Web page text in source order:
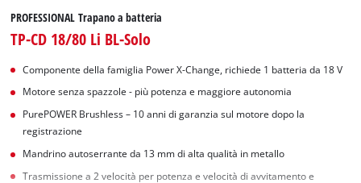
PROFESSIONAL Trapano a batteria
TP-CD 18/80 Li BL-Solo
Componente della famiglia Power X-Change, richiede 1 batteria da 18 V
Motore senza spazzole - più potenza e maggiore autonomia
PurePOWER Brushless – 10 anni di garanzia sul motore dopo la
registrazione
Mandrino autoserrante da 13 mm di alta qualità in metallo
Trasmissione a 2 velocità per potenza e velocità di avvitamento e